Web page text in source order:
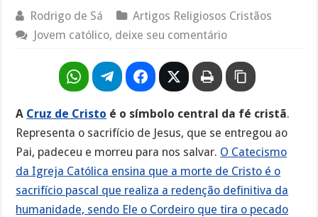
Rodrigo de Sá
Artigos Religiosos Cristãos
Jovem católico, deixe seu comentário
A Cruz de Cristo é o símbolo central da fé cristã.
Representa o sacrifício de Jesus, que se entregou ao
Pai, padeceu e morreu para nos salvar. O Catecismo
da Igreja Católica ensina que a morte de Cristo é o
sacrifício pascal que realiza a redenção definitiva da
humanidade, sendo Ele o Cordeiro que tira o pecado